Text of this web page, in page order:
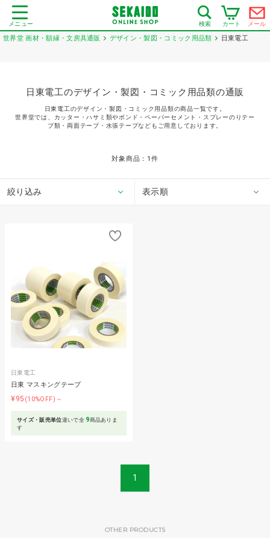
メニュー 検索 カート メール
世界堂 画材・額縁・文房具通販 デザイン・製図・コミック用品類 日東電工
日東電工のデザイン・製図・コミック用品類の通販
日東電工のデザイン・製図・コミック用品類の商品一覧です。
世界堂では、カッター・ハサミ類やボンド・ペーパーセメント・スプレーのりテー
プ類・両面テープ・水張テープなどもご用意しております。
対象商品： 1 件
絞り込み 表示順
日東電工
日東 マスキングテープ
¥95 (10%OFF)～
サイズ・販売単位違いで全 9商品ありま
す
1
OTHER PRODUCTS